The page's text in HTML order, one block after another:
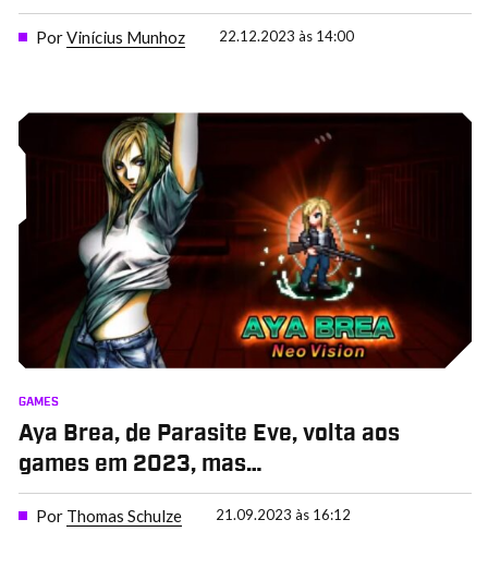
PorVinícius Munhoz 22.12.2023 às 14:00
GAMES
Aya Brea, de Parasite Eve, volta aos
games em 2023, mas…
Por Thomas Schulze 21.09.2023 às 16:12